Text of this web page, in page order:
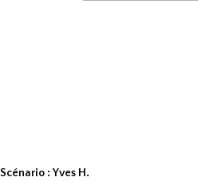
Scénario : Yves H.